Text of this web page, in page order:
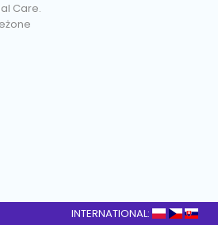
Care.
INTERNATIONAL: